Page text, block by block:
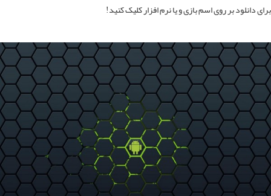
دانلود بر روی اسم بازی و یا نرم افزار کلیک کنید!